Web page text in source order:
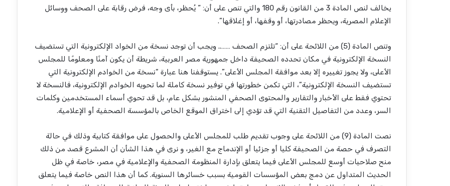
يخالف لنص المادة 3 من القانون رقم 180 والتي تنص على أن: ” يُحظر، بأى وجه، فرض رقابة على الصحف ووسائل
الإعلام المصرية، ويحظر مصادرتها، أو وقفها، أو إغلاقها”.
وتنص المادة (5) من اللائحة على أن: “تلتزم الصحف …….. ويجب أن توجد نسخة من الخواد الإلكترونية التي تستضيف
النسخة الإلكترونية في مكان تحدده الصحيفة داخل جمهورية مصر العربية، شريطة أن يكون آمنًا ومعلومًا للمجلس
الأعلى، ولا يجوز تغييره إلا بعد موافقة المجلس الأعلى”. يستوقفنا هنا عبارة “نسخة من الخوادم الإلكترونية التي
تستضيف النسخة الإلكترونية”، التي تكمن خطورتها في توفير نسخة كاملة لما تحويه الخوادم الإلكترونية، فالنسخة لا
تحتوي فقط على الأخبار والتقارير والمحتوى الصحفي المنشور بشكل عام، بل قد تحوي أسماء المستخدمين وكلمات
السر، وعدد من التفاصيل التقنية التي قد تؤدي إلى اختراق الموقع الخاص بالمؤسسة الصحفية أو الإعلامية.
نصت المادة (9) من اللائحة على وجوب تقديم طلب للمجلس الأعلى والحصول على موافقة كتابية وذلك في حالة
التصرف في حصة من الصحيفة كليا أو جزئيا أو الإندماج مع الغير، و نرى في هذا الشأن أن المشرع قصد من ذلك
منح صلاحيات أوسع للمجلس الأعلى فيما يتعلق بإدارة المنظومة الصحفية والإعلامية في مصر، خاصة في ظل
الحديث المتداول عن دمج بعض المؤسسات القومية بسبب خسائرها السنوية. كما أن هذا النص خاصة فيما يتعلق